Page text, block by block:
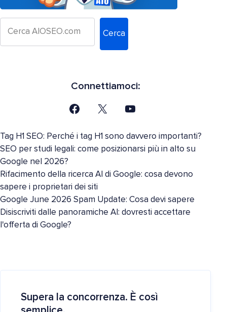
Cerca
Connettiamoci:
Tag H1 SEO: Perché i tag H1 sono davvero importanti?
SEO per studi legali: come posizionarsi più in alto su
Google nel 2026?
Rifacimento della ricerca AI di Google: cosa devono
sapere i proprietari dei siti
Google June 2026 Spam Update: Cosa devi sapere
Disiscriviti dalle panoramiche AI: dovresti accettare
l'offerta di Google?
Supera la concorrenza. È così